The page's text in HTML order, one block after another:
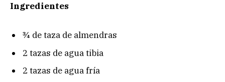
Ingredientes
¾ de taza de almendras
2 tazas de agua tibia
2 tazas de agua fría